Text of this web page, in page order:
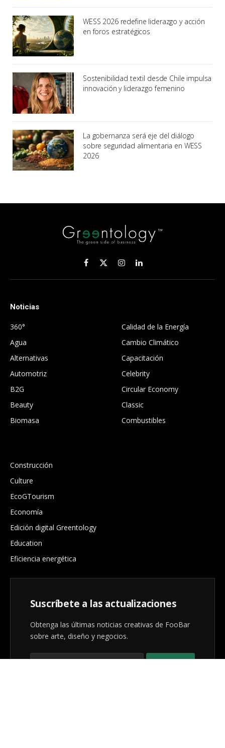
WESS 2026 redefine liderazgo y acción
en foros estratégicos
Sostenibilidad textil desde Chile impulsa
innovación y liderazgo femenino
La gobernanza será eje del diálogo
sobre seguridad alimentaria en WESS
2026
Facebook
X
(Twitter)
InstagramLinkedIn
Noticias
360°
Agua
Alternativas
Automotriz
B2G
Beauty
Biomasa
Calidad de la Energía
Cambio Climático
Capacitación
Celebrity
Circular Economy
Classic
Combustibles
Construcción
Culture
EcoGTourism
Economía
Edición digital Greentology
Education
Eficiencia energética
Suscríbete a las actualizaciones
Obtenga las últimas noticias creativas de FooBar
sobre arte, diseño y negocios.